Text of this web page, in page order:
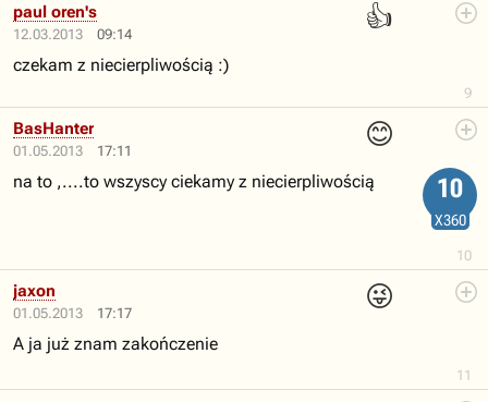
12.03.2013 09:14
👍
9
paul oren's
czekam z niecierpliwością :)
01.05.2013 17:11
😊
10
BasHanter
10
X360
na to ,....to wszyscy ciekamy z niecierpliwością
01.05.2013 17:17
😜
11
jaxon
A ja już znam zakończenie